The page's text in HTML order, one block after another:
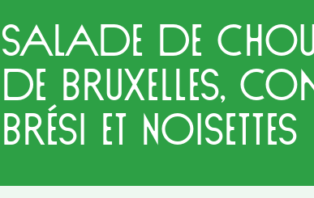
Salade de
de Bruxelles,
brési et noisettes